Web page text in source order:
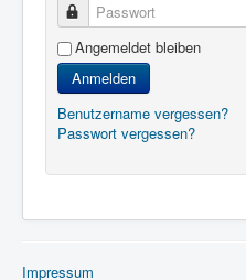
Passwort
Angemeldet bleiben
Anmelden
Benutzername vergessen?
Passwort vergessen?
Impressum